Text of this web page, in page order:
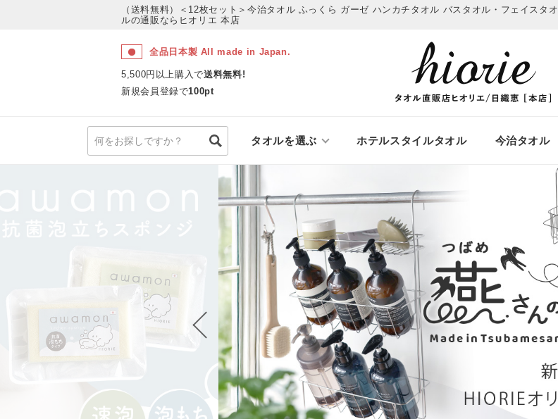
（送料無料）＜12枚セット＞今治タオル ふっくら ガーゼ ハンカチタオル バスタオル・フェイスタオ
ルの通販ならヒオリエ 本店
全品日本製 All made in Japan.
5,500円以上購入で送料無料!
新規会員登録で100pt
タオルを選ぶ ホテルスタイルタオル 今治タオル